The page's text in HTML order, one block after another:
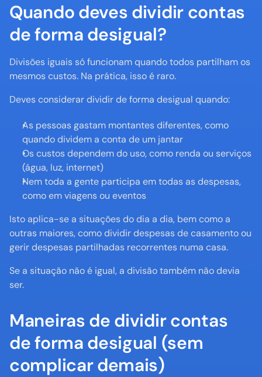
Quando deves dividir contas
de forma desigual?
Divisões iguais só funcionam quando todos partilham os
mesmos custos. Na prática, isso é raro.
Deves considerar dividir de forma desigual quando:
As pessoas gastam montantes diferentes, como
quando dividem a conta de um jantar
Os custos dependem do uso, como renda ou serviços
(água, luz, internet)
Nem toda a gente participa em todas as despesas,
como em viagens ou eventos
Isto aplica-se a situações do dia a dia, bem como a
outras maiores, como dividir despesas de casamento ou
gerir despesas partilhadas recorrentes numa casa.
Se a situação não é igual, a divisão também não devia
ser.
Maneiras de dividir contas
de forma desigual (sem
complicar demais)